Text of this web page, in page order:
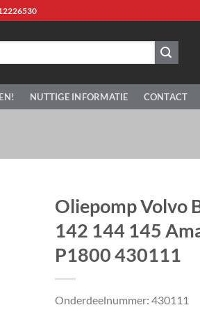
NUTTIGE INFORMATIE CONTACT
Oliepomp Volvo
142 144 145
P1800 430111
Onderdeelnummer: 430111